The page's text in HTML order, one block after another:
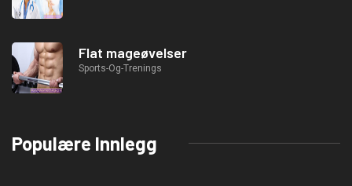
Flat mageøvelser
Sports-Og-Trenings
Populære Innlegg